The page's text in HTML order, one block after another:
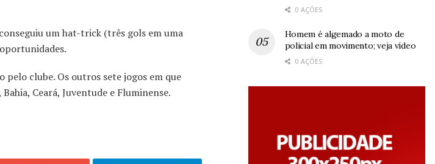
um hat-trick (três gols em uma
clube. Os outros sete jogos em que
Ceará, Juventude e Fluminense.
0 AÇÕES
Homem é algemado a moto de
policial em movimento; veja vídeo
0 AÇÕES